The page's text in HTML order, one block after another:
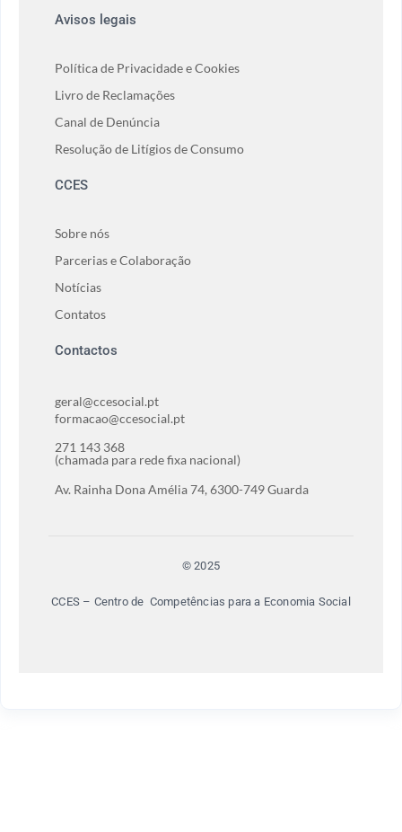
Avisos legais
Política de Privacidade e Cookies
Livro de Reclamações
Canal de Denúncia
Resolução de Litígios de Consumo
CCES
Sobre nós
Parcerias e Colaboração
Notícias
Contatos
Contactos
geral@ccesocial.pt
formacao@ccesocial.pt
271 143 368
(chamada para rede fixa nacional)
Av. Rainha Dona Amélia 74, 6300-749 Guarda
© 2025
CCES – Centro de Competências para a Economia Social